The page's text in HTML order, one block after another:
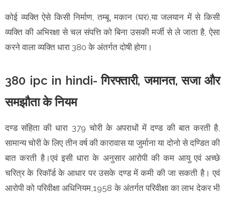
कोई व्यक्ति ऐसे किसी निर्माण, तम्बू, मकान (घर),या जलयान में से किसी
व्यक्ति की अभिरक्षा से चल संपत्ति को बिना उसकी मर्जी से ले जाता है, ऐसा
करने वाला व्यक्ति धारा 380 के अंतर्गत दोषी होगा।
380 ipc in hindi- गिरफ्तारी, जमानत, सजा और
समझौता के नियम
दण्ड संहिता की धारा 379 चोरी के अपराधों में दण्ड की बात करती है,
सामान्य चोरी के लिए तीन वर्ष की कारावास या जुर्माना या दोनो से दण्डित की
बात करती है।एवं इसी धारा के अनुसार आरोपी की कम आयु एवं अच्छे
चरित्र के रिकॉर्ड के आधार पर उसके दण्ड में कमी की जा सकती है। एवं
आरोपी को परिवीक्षा अधिनियम,1958 के अंतर्गत परिवीक्षा का लाभ देकर भी